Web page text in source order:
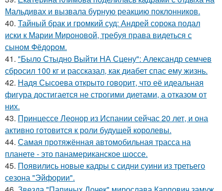
Мальдивах и вызвала бурную реакцию поклонников.
40. Тайный брак и громкий суд: Андрей сорока подал
иски к Марии Мироновой, требуя права видеться с
сыном Фёдором.
41. "Было Стыдно Выйти НА Сцену": Александр семчев
сбросил 100 кг и рассказал, как диабет спас ему жизнь.
42. Надя Сысоева открыто говорит, что её идеальная
фигура достигается не строгими диетами, а отказом от
них.
43. Принцессе Леонор из Испании сейчас 20 лет, и она
активно готовится к роли будущей королевы.
44. Самая протяжённая автомобильная трасса на
планете - это панамериканское шоссе.
45. Появились новые кадры с сидни суини из третьего
сезона "Эйфории".